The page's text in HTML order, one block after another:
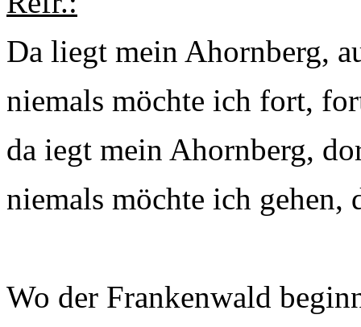
Da liegt mein Ahornberg,
niemals möchte ich fort,
da iegt mein Ahornberg,
niemals möchte ich gehen,
Wo der Frankenwald